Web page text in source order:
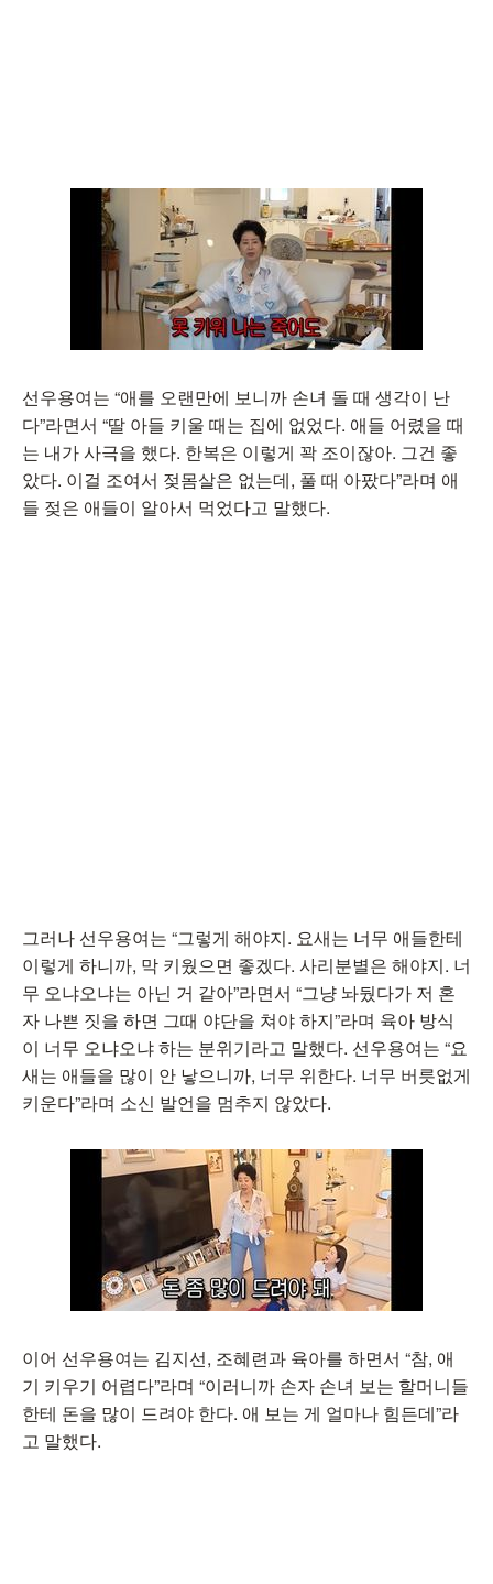
선우용여는 “애를 오랜만에 보니까 손녀 돌 때 생각이 난
다”라면서 “딸 아들 키울 때는 집에 없었다. 애들 어렸을 때
는 내가 사극을 했다. 한복은 이렇게 꽉 조이잖아. 그건 좋
았다. 이걸 조여서 젖몸살은 없는데, 풀 때 아팠다”라며 애
들 젖은 애들이 알아서 먹었다고 말했다.
그러나 선우용여는 “그렇게 해야지. 요새는 너무 애들한테
이렇게 하니까, 막 키웠으면 좋겠다. 사리분별은 해야지. 너
무 오냐오냐는 아닌 거 같아”라면서 “그냥 놔뒀다가 저 혼
자 나쁜 짓을 하면 그때 야단을 쳐야 하지”라며 육아 방식
이 너무 오냐오냐 하는 분위기라고 말했다. 선우용여는 “요
새는 애들을 많이 안 낳으니까, 너무 위한다. 너무 버릇없게
키운다”라며 소신 발언을 멈추지 않았다.
이어 선우용여는 김지선, 조혜련과 육아를 하면서 “참, 애
기 키우기 어렵다”라며 “이러니까 손자 손녀 보는 할머니들
한테 돈을 많이 드려야 한다. 애 보는 게 얼마나 힘든데”라
고 말했다.